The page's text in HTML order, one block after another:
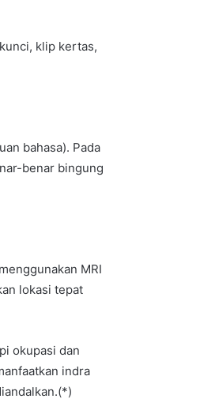
klip kertas,
bahasa). Pada
benar bingung
MRI
lokasi tepat
okupasi dan
indra